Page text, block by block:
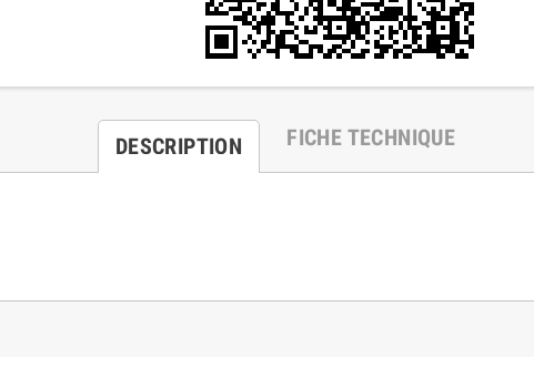
DESCRIPTION FICHE TECHNIQUE